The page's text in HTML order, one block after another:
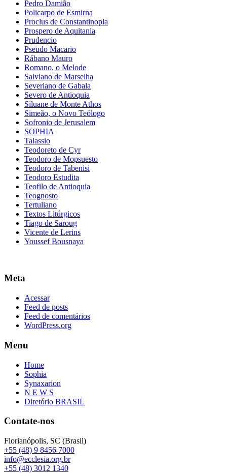
Pedro Damião
Policarpo de Esmirna
Proclus de Constantinopla
Prospero de Aquitania
Prudencio
Pseudo Macario
Rábano Mauro
Romano, o Melode
Salviano de Marselha
Severiano de Gabala
Severo de Antioquia
Siluane de Monte Athos
Simeão, o Novo Teólogo
Sofronio de Jerusalem
SOPHIA
Talassio
Teodoreto de Cyr
Teodoro de Mopsuesto
Teodoro de Tabenisi
Teodoro Estudita
Teofilo de Antioquia
Teognosto
Tertuliano
Textos Litúrgicos
Tiago de Saroug
Vicente de Lerins
Youssef Bousnaya
Meta
Acessar
Feed de posts
Feed de comentários
WordPress.org
Menu
Home
Sophia
Synaxarion
N E W S
Diretório BRASIL
Contate-nos
Florianópolis, SC (Brasil)
+55 (48) 9 8456 7000
info@ecclesia.org.br
+55 (48) 3012 1340